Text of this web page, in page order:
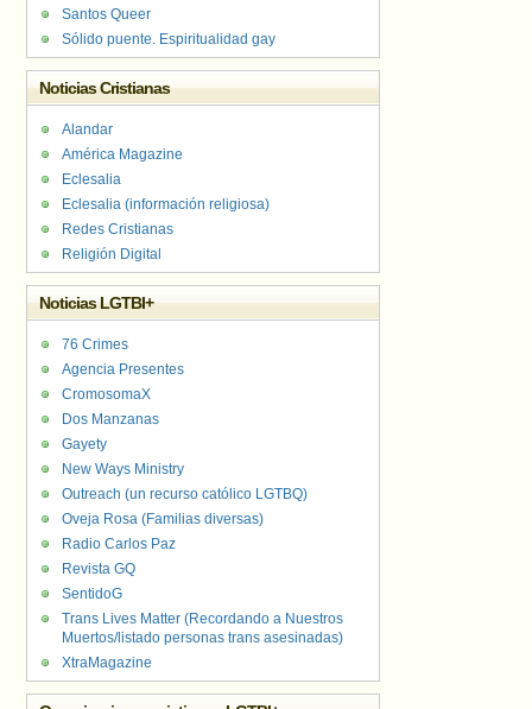
Santos Queer
Sólido puente. Espiritualidad gay
Noticias Cristianas
Alandar
América Magazine
Eclesalia
Eclesalia (información religiosa)
Redes Cristianas
Religión Digital
Noticias LGTBI+
76 Crimes
Agencia Presentes
CromosomaX
Dos Manzanas
Gayety
New Ways Ministry
Outreach (un recurso católico LGTBQ)
Oveja Rosa (Familias diversas)
Radio Carlos Paz
Revista GQ
SentidoG
Trans Lives Matter (Recordando a Nuestros
Muertos/listado personas trans asesinadas)
XtraMagazine